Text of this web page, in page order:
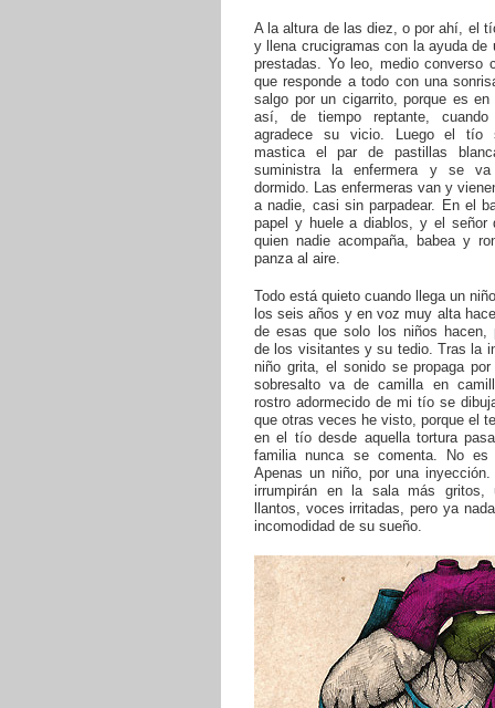
A la altura de las diez, o por ahí, el
y llena crucigramas con la ayuda de
prestadas. Yo leo, medio converso
que responde a todo con una
salgo por un cigarrito, porque es en
así, de tiempo reptante,
agradece su vicio. Luego el tío
mastica el par de pastillas
suministra la enfermera y se va
dormido. Las enfermeras van y
a nadie, casi sin parpadear. En el
papel y huele a diablos, y el señor
quien nadie acompaña, babea y
panza al aire.
Todo está quieto cuando llega un
los seis años y en voz muy alta
de esas que solo los niños hacen,
de los visitantes y su tedio. Tras la
niño grita, el sonido se propaga
sobresalto va de camilla en
rostro adormecido de mi tío se
que otras veces he visto, porque el
en el tío desde aquella tortura
familia nunca se comenta. No
Apenas un niño, por una
irrumpirán en la sala más gritos,
llantos, voces irritadas, pero ya
incomodidad de su sueño.